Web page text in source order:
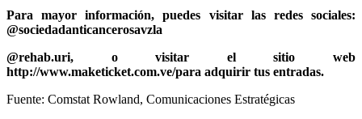
Para mayor información, puedes visitar las redes sociales:
@sociedadanticancerosavzla
@rehab.uri, o visitar el sitio web
http://www.maketicket.com.ve/para adquirir tus entradas.
Fuente: Comstat Rowland, Comunicaciones Estratégicas